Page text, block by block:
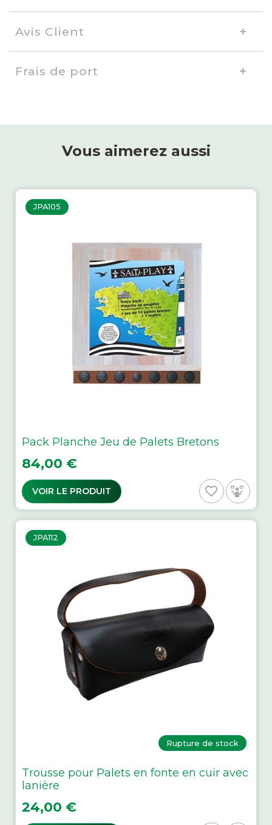
Avis Client
Frais de port
Vous aimerez aussi
JPA105
Pack Planche Jeu de Palets Bretons
Prix
84,00 €
VOIR LE PRODUIT favorite_border
JPA112
Rupture de stock
Trousse pour Palets en fonte en cuir avec
lanière
Prix
24,00 €